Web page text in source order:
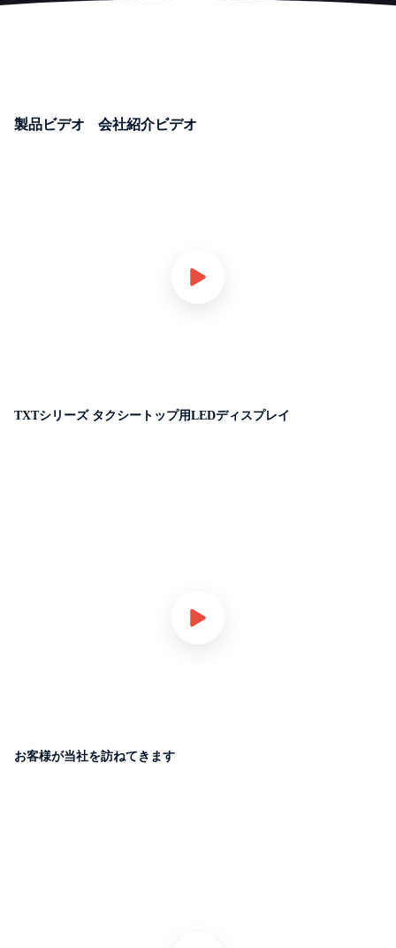
製品ビデオ 会社紹介ビデオ
TXTシリーズ タクシートップ用LEDディスプレイ
お客様が当社を訪ねてきます